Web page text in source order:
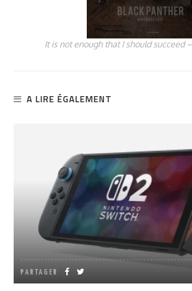
It is not enough that I should succeed
A LIRE ÉGALEMENT
PARTAGER